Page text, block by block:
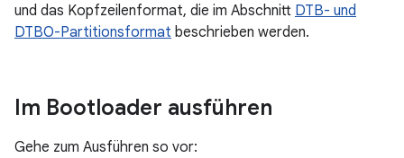
und das Kopfzeilenformat, die im Abschnitt DTB- und
DTBO-Partitionsformat beschrieben werden.
Im Bootloader ausführen
Gehe zum Ausführen so vor: